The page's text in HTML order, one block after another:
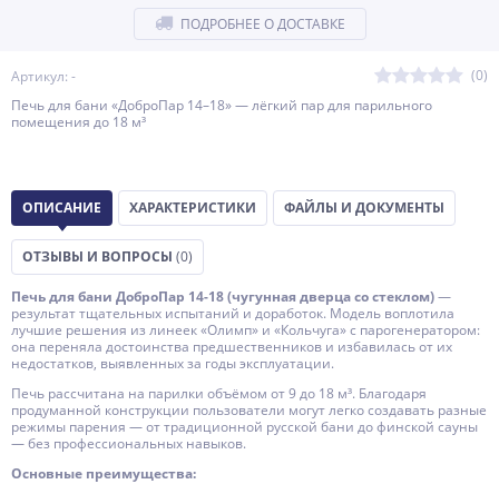
Артикул: -
(0)
Печь для бани «ДоброПар 14–18» — лёгкий пар для парильного
помещения до 18 м³
ПОДРОБНЕЕ О ДОСТАВКЕ
ОПИСАНИЕ ХАРАКТЕРИСТИКИ ФАЙЛЫ И ДОКУМЕНТЫ
ОТЗЫВЫ И ВОПРОСЫ (0)
Печь для бани ДоброПар 14-18 (чугунная дверца со стеклом)—
результат тщательных испытаний и доработок. Модель воплотила
лучшие решения из линеек «Олимп» и «Кольчуга» с парогенератором:
она переняла достоинства предшественников и избавилась от их
недостатков, выявленных за годы эксплуатации.
Печь рассчитана на парилки объёмом от 9 до 18 м³. Благодаря
продуманной конструкции пользователи могут легко создавать разные
режимы парения — от традиционной русской бани до финской сауны
— без профессиональных навыков.
Основные преимущества: